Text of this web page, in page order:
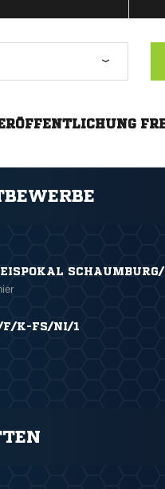
F/K-FS/NI/1